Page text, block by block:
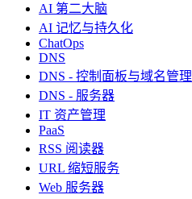
AI 第二大脑
AI 记忆与持久化
ChatOps
DNS
DNS - 控制面板与域名管理
DNS - 服务器
IT 资产管理
PaaS
RSS 阅读器
URL 缩短服务
Web 服务器